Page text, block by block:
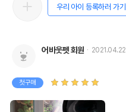
우리 아이 등록하러 가기
어바웃펫 회원 2021.04.22
첫구매